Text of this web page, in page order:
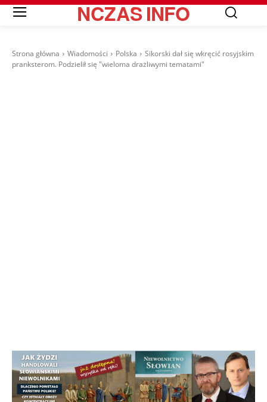
NCZASINFO
Strona główna Wiadomości Polska
Sikorski dał się wkręcić rosyjskim
pranksterom. Podzielił się "wieloma drażliwymi tematami"